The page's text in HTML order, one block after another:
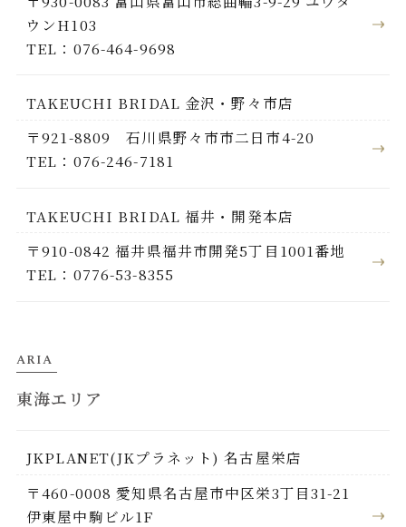
ウンH103
TEL：076-464-9698
TAKEUCHI BRIDAL 金沢・野々市店
〒921-8809 石川県野々市市二日市4-20
TEL：076-246-7181
TAKEUCHI BRIDAL 福井・開発本店
〒910-0842 福井県福井市開発5丁目1001番地
TEL：0776-53-8355
ARIA
東海エリア
JKPLANET(JKプラネット) 名古屋栄店
〒460-0008 愛知県名古屋市中区栄3丁目31-21
伊東屋中駒ビル1F